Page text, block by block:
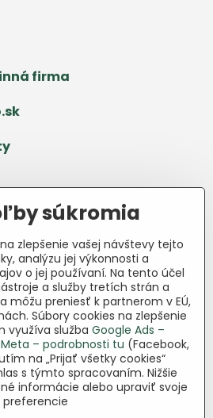
firma
Instagram Blog
e-shop bez dotácií​.
vďaka vám – ľuďom, ktorí
a lásku k pôde​. Každý
nám pomáha pokračovať
– pomáhať
a srdcom​.
súkromia
zlepšenie vašej návštevy tejto
analýzu jej výkonnosti a
o jej používaní. Na tento účel
a služby tretích strán a
môžu preniesť k partnerom v EÚ,
Súbory cookies na zlepšenie
využíva služba Google Ads –
Meta – podrobnosti tu (Facebook,
na „Prijať všetky cookies“
s týmto spracovaním. Nižšie
informácie alebo upraviť svoje
preferencie